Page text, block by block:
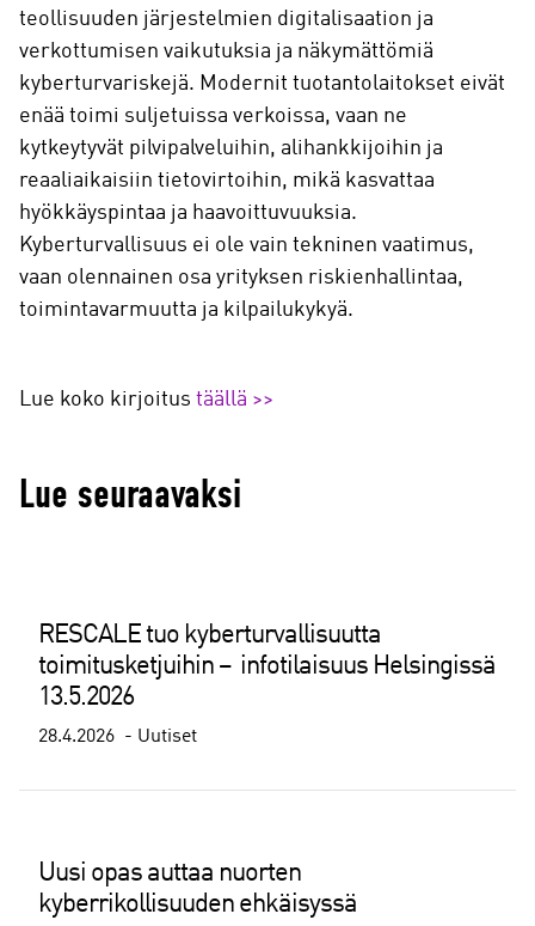
teollisuuden järjestelmien digitalisaation ja
verkottumisen vaikutuksia ja näkymättömiä
kyberturvariskejä. Modernit tuotantolaitokset eivät
enää toimi suljetuissa verkoissa, vaan ne
kytkeytyvät pilvipalveluihin, alihankkijoihin ja
reaaliaikaisiin tietovirtoihin, mikä kasvattaa
hyökkäyspintaa ja haavoittuvuuksia.
Kyberturvallisuus ei ole vain tekninen vaatimus,
vaan olennainen osa yrityksen riskienhallintaa,
toimintavarmuutta ja kilpailukykyä.
Lue koko kirjoitus täällä >>
Lue seuraavaksi
RESCALE tuo kyberturvallisuutta
toimitusketjuihin – infotilaisuus Helsingissä
13.5.2026
28.4.2026 Uutiset
Uusi opas auttaa nuorten
kyberrikollisuuden ehkäisyssä